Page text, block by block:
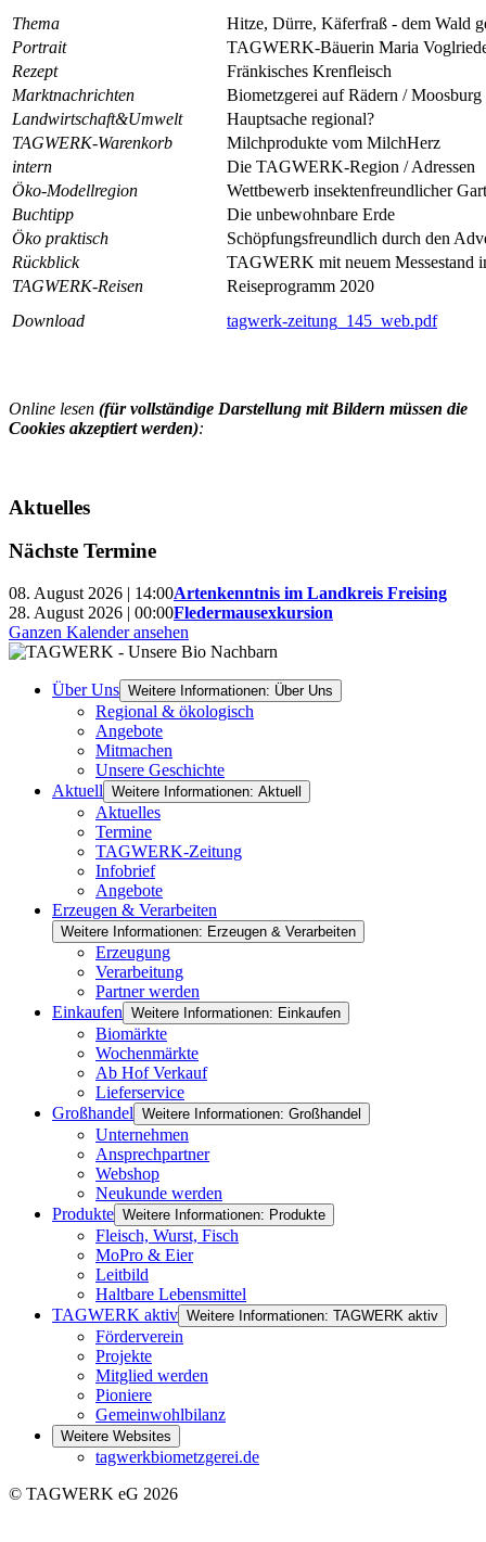
Thema
Hitze, Dürre, Käferfraß - dem Wald
Portrait
TAGWERK-Bäuerin Maria
Rezept
Fränkisches Krenfleisch
Marktnachrichten
Biometzgerei auf Rädern / Moosburg
Landwirtschaft&Umwelt
Hauptsache regional?
TAGWERK-Warenkorb
Milchprodukte vom MilchHerz
intern
Die TAGWERK-Region / Adressen
Öko-Modellregion
Wettbewerb insektenfreundlicher
Buchtipp
Die unbewohnbare Erde
Öko praktisch
Schöpfungsfreundlich durch den
Rückblick
TAGWERK mit neuem Messestand
TAGWERK-Reisen
Reiseprogramm 2020
Download
tagwerk-zeitung_145_web.pdf
Online lesen (für vollständige Darstellung mit Bildern müssen die
Cookies akzeptiert werden):
Aktuelles
Nächste Termine
08. August 2026 | 14:00Artenkenntnis im Landkreis Freising
28. August 2026 | 00:00Fledermausexkursion
Ganzen Kalender ansehen
Über Uns Weitere Informationen: Über Uns
Regional & ökologisch
Angebote
Mitmachen
Unsere Geschichte
Aktuell Weitere Informationen: Aktuell
Aktuelles
Termine
TAGWERK-Zeitung
Infobrief
Angebote
Erzeugen & Verarbeiten
Weitere Informationen: Erzeugen & Verarbeiten
Erzeugung
Verarbeitung
Partner werden
Einkaufen Weitere Informationen: Einkaufen
Biomärkte
Wochenmärkte
Ab Hof Verkauf
Lieferservice
Großhandel Weitere Informationen: Großhandel
Unternehmen
Ansprechpartner
Webshop
Neukunde werden
Produkte Weitere Informationen: Produkte
Fleisch, Wurst, Fisch
MoPro & Eier
Leitbild
Haltbare Lebensmittel
TAGWERK aktiv Weitere Informationen: TAGWERK aktiv
Förderverein
Projekte
Mitglied werden
Pioniere
Gemeinwohlbilanz
Weitere Websites
tagwerkbiometzgerei.de
© TAGWERK eG 2026